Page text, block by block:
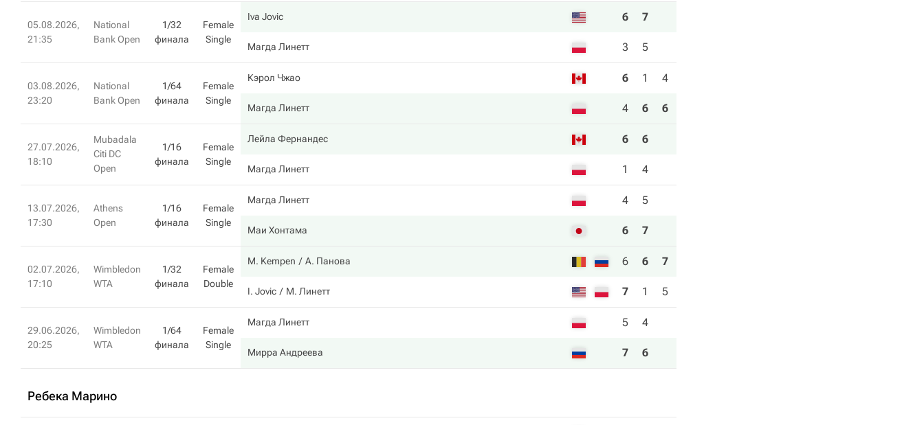
05.08.2026,
21:35
National
Bank Open
1/32
финала
Female
Single
Iva Jovic 6 7
Магда Линетт 3 5
03.08.2026,
23:20
National
Bank Open
1/64
финала
Female
Single
Кэрол Чжао 6 1 4
Магда Линетт 4 6 6
27.07.2026,
18:10
Mubadala
Citi DC
Open
1/16
финала
Female
Single
Лейла Фернандес 6 6
Магда Линетт 1 4
13.07.2026,
17:30
Athens
Open
1/16
финала
Female
Single
Магда Линетт 4 5
Маи Хонтама 6 7
02.07.2026,
17:10
Wimbledon
WTA
1/32
финала
Female
Double
M. Kempen А. Панова 6 6 7
I. Jovic М. Линетт 7 1 5
29.06.2026,
20:25
Wimbledon
WTA
1/64
финала
Female
Single
Магда Линетт 5 4
Мирра Андреева 7 6
Ребека Марино